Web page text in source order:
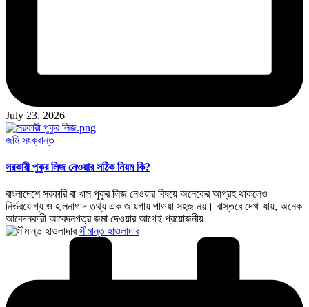
July 23, 2026
Posted
জমি সংক্রান্ত
সরকারী পুকুর লিজ নেওয়ার সঠিক নিয়ম কি?
বাংলাদেশে সরকারি বা খাস পুকুর লিজ নেওয়ার বিষয়ে অনেকের আগ্রহ থাকলেও
নির্ভরযোগ্য ও হালনাগাদ তথ্য এক জায়গায় পাওয়া সহজ নয়। বাস্তবে দেখা যায়, অনেক
আবেদনকারী আবেদনপত্র জমা দেওয়ার আগেই প্রয়োজনীয়
Posted
সীমান্ত হাওলাদার